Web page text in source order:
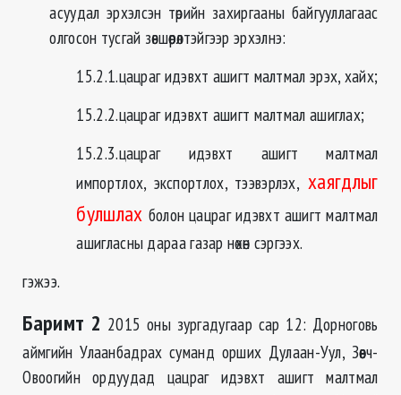
асуудал эрхэлсэн төрийн захиргааны байгууллагаас
олгосон тусгай зөвшөөрөлтэйгээр эрхэлнэ:
15.2.1.цацраг идэвхт ашигт малтмал эрэх, хайх;
15.2.2.цацраг идэвхт ашигт малтмал ашиглах;
15.2.3.цацраг идэвхт ашигт малтмал
импортлох, экспортлох, тээвэрлэх, хаягдлыг
булшлах болон цацраг идэвхт ашигт малтмал
ашигласны дараа газар нөхөн сэргээх.
гэжээ.
Баримт 2 2015 оны зургадугаар сар 12: Дорноговь
аймгийн Улаанбадрах суманд орших Дулаан-Уул, Зөөвч-
Овоогийн ордуудад цацраг идэвхт ашигт малтмал